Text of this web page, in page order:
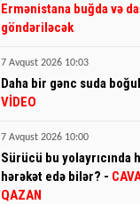
Ermənistana buğda və
göndəriləcək
7 Avqust 2026 10:03
Daha bir gənc suda
VİDEO
7 Avqust 2026 10:00
Sürücü bu yolayrıcında
hərəkət edə bilər? -
QAZAN